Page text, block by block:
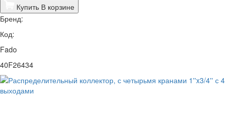
Купить В корзине
Бренд:
Код:
Fado
40F26434